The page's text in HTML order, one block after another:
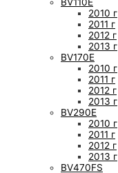
2010 г
2011 г
2012 г
2013 г
BV170E
2010 г
2011 г
2012 г
2013 г
BV290E
2010 г
2011 г
2012 г
2013 г
BV470FS